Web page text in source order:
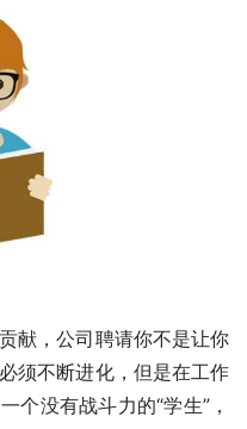
献，公司聘请你不是让你
须不断进化，但是在工作
个没有战斗力的“学生”，